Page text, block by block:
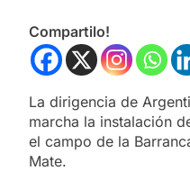
Compartilo!
La dirigencia de
marcha la instalación
el campo de la
Mate.